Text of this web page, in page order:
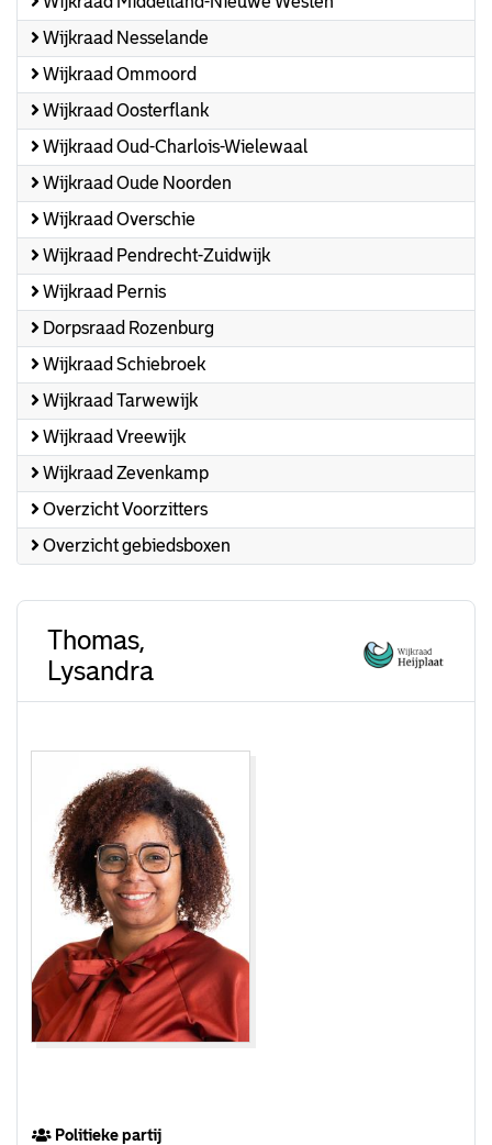
Wijkraad Nesselande
Wijkraad Ommoord
Wijkraad Oosterflank
Wijkraad Oud-Charlois-Wielewaal
Wijkraad Oude Noorden
Wijkraad Overschie
Wijkraad Pendrecht-Zuidwijk
Wijkraad Pernis
Dorpsraad Rozenburg
Wijkraad Schiebroek
Wijkraad Tarwewijk
Wijkraad Vreewijk
Wijkraad Zevenkamp
Overzicht Voorzitters
Overzicht gebiedsboxen
Thomas,
Lysandra
Politieke partij